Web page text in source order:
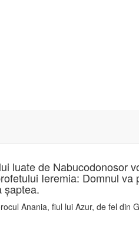
luate de Nabucodonosor
Ieremia: Domnul va
şaptea.
Anania, fiul lui Azur, de fel din